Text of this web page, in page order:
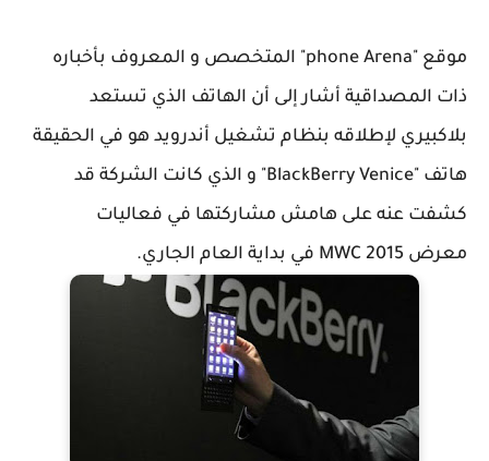
موقع "phone Arena" المتخصص و المعروف بأخباره
ذات المصداقية أشار إلى أن الهاتف الذي تستعد
بلاكبيري لإطلاقه بنظام تشغيل أندرويد هو في الحقيقة
هاتف "BlackBerry Venice" و الذي كانت الشركة قد
كشفت عنه على هامش مشاركتها في فعاليات
معرض MWC 2015 في بداية العام الجاري.